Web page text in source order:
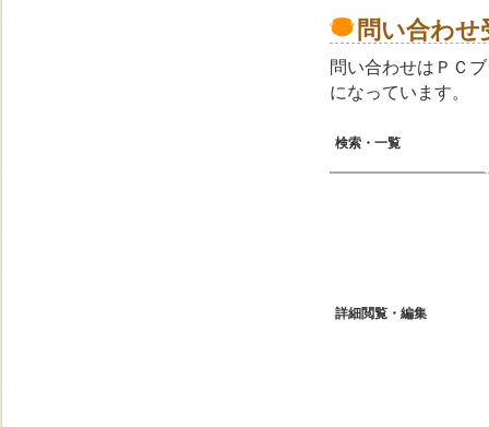
問い合わせ
問い合わせはＰＣ
になっています。
検索・一覧
詳細閲覧・編集